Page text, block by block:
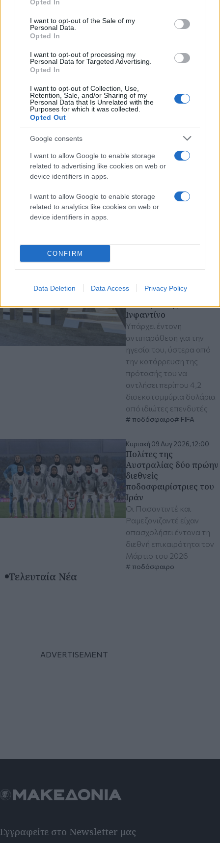
use your data for below specified purposes in below Google
consent section.
Opted In
I want to opt-out of the Sale of my
Personal Data.
Opted In
I want to opt-out of processing my
Personal Data for Targeted Advertising.
Opted In
I want to opt-out of Collection, Use,
Retention, Sale, and/or Sharing of my
Personal Data that Is Unrelated with the
Purposes for which it was collected.
Opted Out
Google consents
I want to allow Google to enable storage
related to advertising like cookies on web or
device identifiers in apps.
I want to allow Google to enable storage
related to analytics like cookies on web or
device identifiers in apps.
CONFIRM
Data Deletion Data Access Privacy Policy
φορέσει τη φανέλα του
φόργουορντ, που
τα επόμενα δύο χρόνια
ΠΑΟΚ
Basket League
μπάσκετ
Κυριακή 09 Αυγ 2026, 14:41
ξανά στα ασπρόμαυρα
Ο 30χρονος διεθνής είναι
νέο πρόσωπο στις
προπονήσεις του
Super League
Κυριακή 09 Αυγ 2026, 13:44
FIFA: Προειδοποίηση
για απόπειρα
υπονόμευσης του
Ινφαντίνο
Υπάρχει έντονη
αντιπαράθεση για την
ηγεσία του, ύστερα από
την κατάρρευση της
πρότασής του να
αντλήσει περίπου 4,2
δισεκατομμύρια δολάρια
από ιδιώτες επενδυτές
ποδόσφαιρο FIFA
Κυριακή 09 Αυγ 2026, 12:00
Πολίτες της
Αυστραλίας δύο πρώην
διεθνείς
ποδοσφαιρίστριες του
Ιράν
Οι Πασαντιντέ και
Ραμεζανιζαντέ είχαν
απασχολήσει έντονα τη
διεθνή επικαιρότητα τον
Μάρτιο του 2026
ποδόσφαιρο
Τελευταία Νέα
Εγγραφείτε στο Newsletter μας